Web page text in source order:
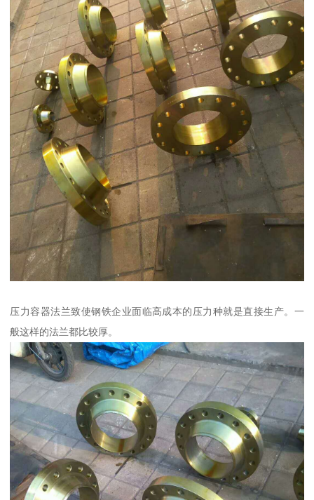
压力容器法兰致使钢铁企业面临高成本的压力种就是直接生产。一
般这样的法兰都比较厚。